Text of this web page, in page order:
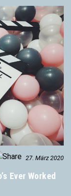
27. März 2020
Ever Worked